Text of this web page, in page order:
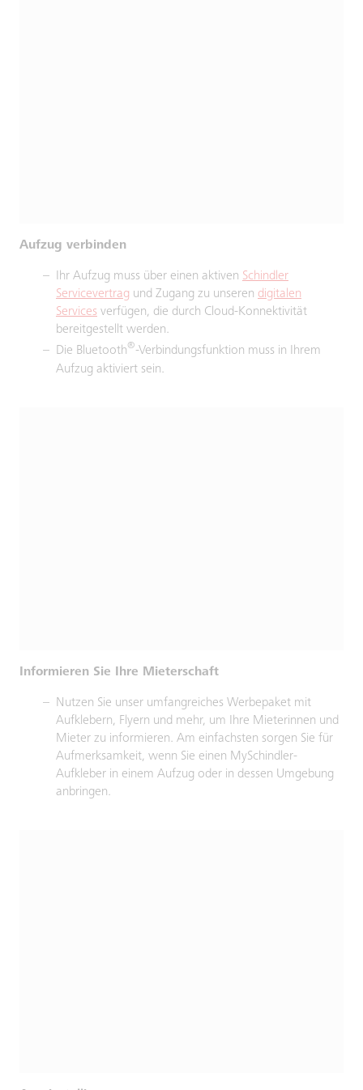
Aufzug verbinden
Ihr Aufzug muss über einen aktiven Schindler
Servicevertrag und Zugang zu unseren digitalen
Services verfügen, die durch Cloud-Konnektivität
bereitgestellt werden.
Die Bluetooth®-Verbindungsfunktion muss in Ihrem
Aufzug aktiviert sein.
Informieren Sie Ihre Mieterschaft
Nutzen Sie unser umfangreiches Werbepaket mit
Aufklebern, Flyern und mehr, um Ihre Mieterinnen und
Mieter zu informieren. Am einfachsten sorgen Sie für
Aufmerksamkeit, wenn Sie einen MySchindler-
Aufkleber in einem Aufzug oder in dessen Umgebung
anbringen.